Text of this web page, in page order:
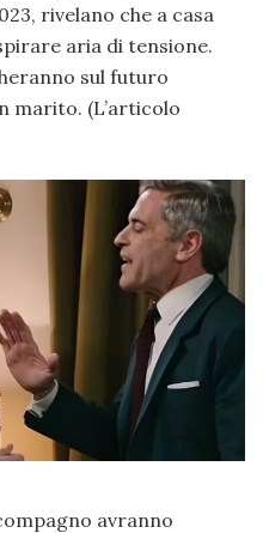
rivelano che a casa
aria di tensione.
sul futuro
marito. (L’articolo
avranno